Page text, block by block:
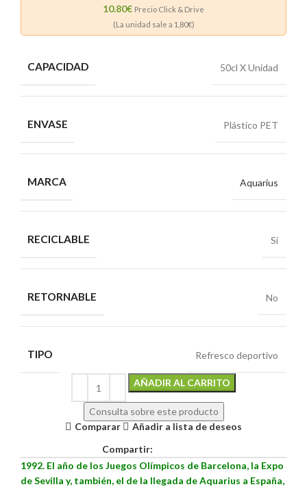
10.80€ Precio Click & Drive
(La unidad sale a 1,80€)
CAPACIDAD 50cl X Unidad
ENVASE Plástico PET
MARCA Aquarius
RECICLABLE Sí
RETORNABLE No
TIPO Refresco deportivo
AÑADIR AL CARRITO
Consulta sobre este producto
Comparar
Añadir a lista de deseos
Compartir:
1992. El año de los Juegos Olímpicos de Barcelona, la Expo
de Sevilla y, también, el de la llegada de Aquarius a España,